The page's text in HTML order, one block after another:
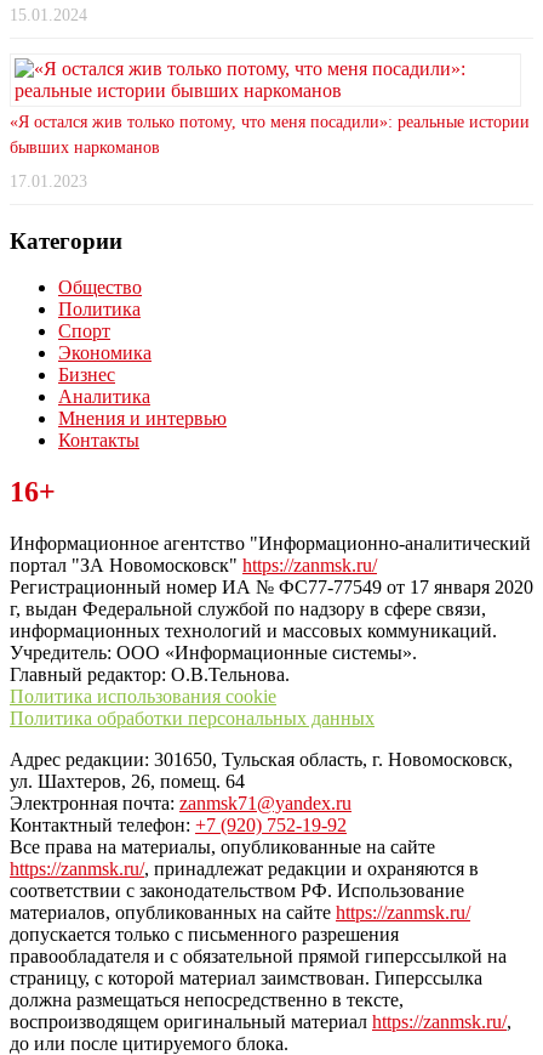
15.01.2024
«Я остался жив только потому, что меня посадили»: реальные истории
бывших наркоманов
17.01.2023
Категории
Общество
Политика
Спорт
Экономика
Бизнес
Аналитика
Мнения и интервью
Контакты
Читайте последние новости дня в Тульской области на сайте
“ЗаНовомосковск”
16+
Информационное агентство "Информационно-аналитический
портал "ЗА Новомосковск" https://zanmsk.ru/
Регистрационный номер ИА № ФС77-77549 от 17 января 2020
г, выдан Федеральной службой по надзору в сфере связи,
информационных технологий и массовых коммуникаций.
Учредитель: ООО «Информационные системы».
Главный редактор: О.В.Тельнова.
Политика использования cookie
Политика обработки персональных данных
Адрес редакции: 301650, Тульская область, г. Новомосковск,
ул. Шахтеров, 26, помещ. 64
Электронная почта: zanmsk71@yandex.ru
Контактный телефон: +7 (920) 752-19-92
Все права на материалы, опубликованные на сайте
https://zanmsk.ru/, принадлежат редакции и охраняются в
соответствии с законодательством РФ. Использование
материалов, опубликованных на сайте https://zanmsk.ru/
допускается только с письменного разрешения
правообладателя и с обязательной прямой гиперссылкой на
страницу, с которой материал заимствован. Гиперссылка
должна размещаться непосредственно в тексте,
воспроизводящем оригинальный материал https://zanmsk.ru/,
до или после цитируемого блока.